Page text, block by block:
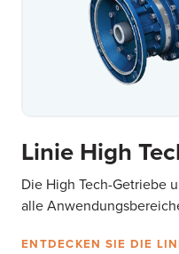
Linie High
Die High Tech-Getriebe
alle
ENTDECKEN SIE DIE